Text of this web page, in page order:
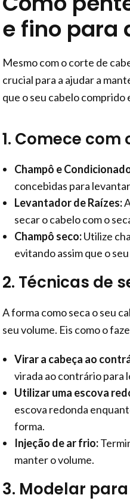
e fino para
Mesmo com o corte de
crucial para a ajudar a
que o seu cabelo
1. Comece
Champô e
concebidas para
Levantador de Raízes:
secar o cabelo com o
Champô seco:Utilize
evitando assim que o
2. Técnicas de
A forma como seca o seu
seu volume. Eis como o
Virar a cabeça ao
virada ao contrário para
Utilizar uma escova
escova redonda
forma.
Injeção de ar frio:
manter o volume.
3. Modelar